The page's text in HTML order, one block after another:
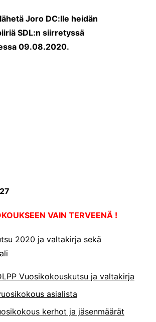
Joro DC:lle heidän
SDL:n siirretyssä
09.08.2020.
VAIN TERVEENÄ !
2020 ja valtakirja sekä
Vuosikokouskutsu ja valtakirja
asialista
kerhot ja jäsenmäärät